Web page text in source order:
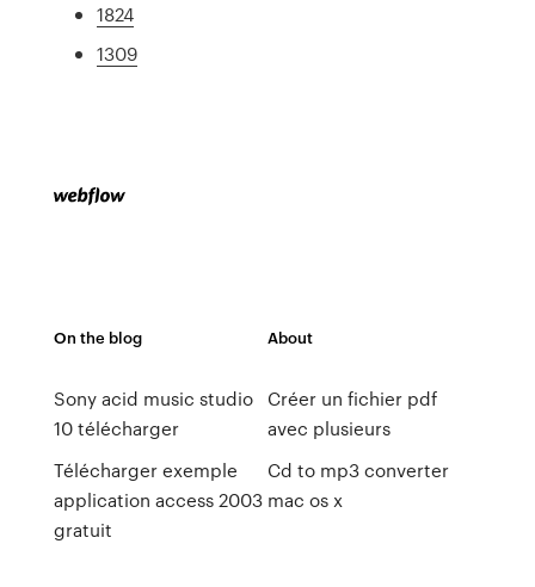
1824
1309
On the blog
Sony acid music studio
10 télécharger
Télécharger exemple
application access 2003
gratuit
About
Créer un fichier pdf
avec plusieurs
Cd to mp3 converter
mac os x